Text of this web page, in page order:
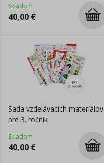
Skladom
40,00 €
Sada vzdelávacích materiálov
pre 3. ročník
Skladom
40,00 €